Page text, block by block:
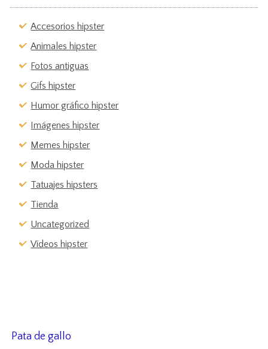
Accesorios hipster
Animales hipster
Fotos antiguas
Gifs hipster
Humor gráfico hipster
Imágenes hipster
Memes hipster
Moda hipster
Tatuajes hipsters
Tienda
Uncategorized
Vídeos hipster
Pata de gallo